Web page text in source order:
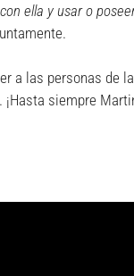
ella y usar o
a las personas de
siempre